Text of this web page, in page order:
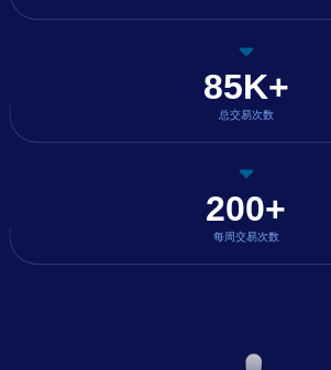
85K+
总交易次数
200+
每周交易次数